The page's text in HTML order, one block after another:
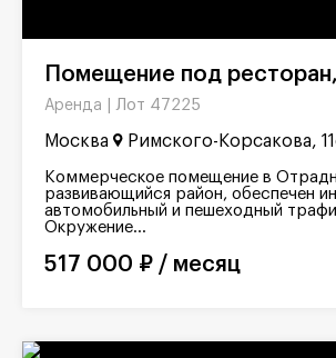
Помещение под
Аренда | Лот 47225
Москва Римского-Корсакова,
Коммерческое помещение в
развивающийся район, обеспечен
автомобильный и пешеходный
Окружение...
517 000 ₽ / месяц